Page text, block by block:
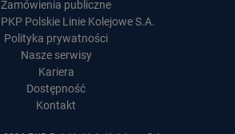
Zamówienia publiczne
PKP Polskie Linie Kolejowe S.A.
Polityka prywatności
Nasze serwisy
Kariera
Dostępność
Kontakt